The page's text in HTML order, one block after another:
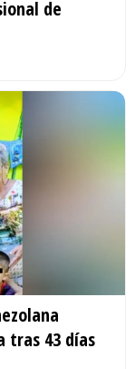
de
tras 43 días